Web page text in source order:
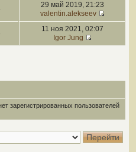
29 май 2019, 21:23
valentin.alekseev
11 ноя 2021, 02:07
Igor Jung
зарегистрированных пользователей